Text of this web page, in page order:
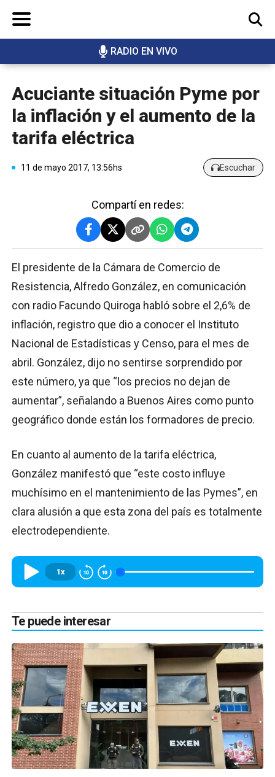
RADIO EN VIVO
BUSCAR
Acuciante situación Pyme por
la inflación y el aumento de la
tarifa eléctrica
11 de mayo 2017, 13:56hs Escuchar
Compartí en redes:
El presidente de la Cámara de Comercio de
Resistencia, Alfredo González, en comunicación
con radio Facundo Quiroga habló sobre el 2,6% de
inflación, registro que dio a conocer el Instituto
Nacional de Estadísticas y Censo, para el mes de
abril. González, dijo no sentirse sorprendido por
este número, ya que “los precios no dejan de
aumentar”, señalando a Buenos Aires como punto
geográfico donde están los formadores de precio.
En cuanto al aumento de la tarifa eléctrica,
González manifestó que “este costo influye
muchísimo en el mantenimiento de las Pymes”, en
clara alusión a que esta zona del país es totalmente
electrodependiente.
1x
Te puede interesar